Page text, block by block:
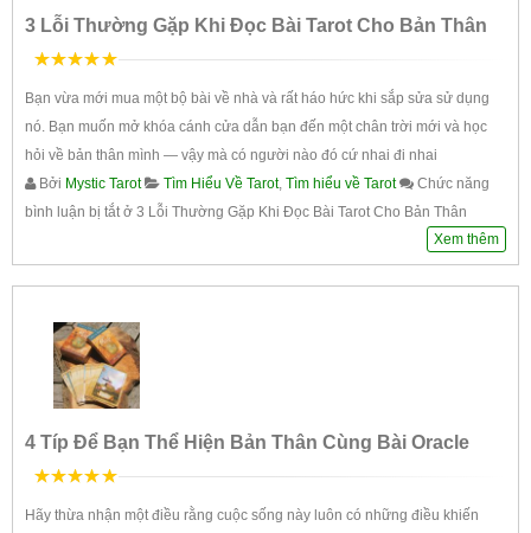
3 Lỗi Thường Gặp Khi Đọc Bài Tarot Cho Bản Thân
Bạn vừa mới mua một bộ bài về nhà và rất háo hức khi sắp sửa sử dụng
nó. Bạn muốn mở khóa cánh cửa dẫn bạn đến một chân trời mới và học
hỏi về bản thân mình — vậy mà có người nào đó cứ nhai đi nhai
Bởi Mystic Tarot Tìm Hiểu Về Tarot, Tìm hiểu về Tarot
Chức năng
bình luận bị tắtở 3 Lỗi Thường Gặp Khi Đọc Bài Tarot Cho Bản Thân
Xem thêm
4 Típ Để Bạn Thể Hiện Bản Thân Cùng Bài Oracle
Hãy thừa nhận một điều rằng cuộc sống này luôn có những điều khiến